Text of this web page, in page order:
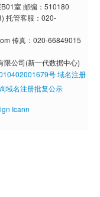
室 邮编：510180
托管客服：020-
传真：020-66849015
公司(新一代数据中心)
号域名注册
域名注册批复公示
Icann